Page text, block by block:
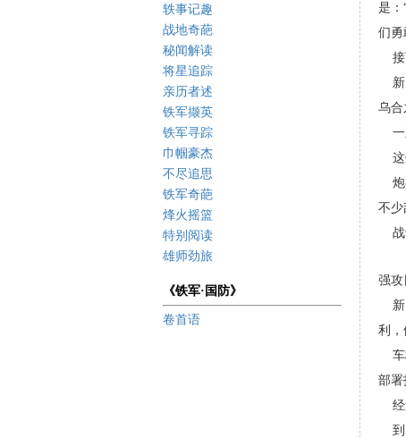
轶事记趣
战地奇葩
秘闻解读
将星追踪
亲历者述
铁军撷英
铁军寻踪
巾帼豪杰
不尽追思
铁军奇葩
烽火摇篮
特别阅读
雄师劲旅
《铁军·国防》
卷首语
是：
们勇
乌合
不少
强攻
利，
部署